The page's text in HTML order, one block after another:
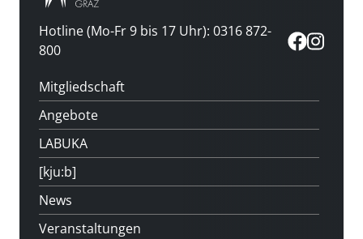
Hotline (Mo-Fr 9 bis 17 Uhr): 0316 872-
800
Mitgliedschaft
Angebote
LABUKA
[kju:b]
News
Veranstaltungen